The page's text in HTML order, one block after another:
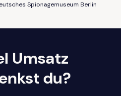
Spionagemuseum Berlin
Umsatz
du?